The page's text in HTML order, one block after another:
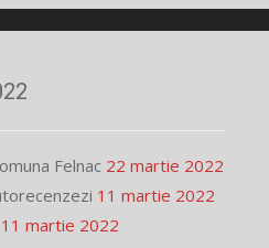
Felnac 22 martie 2022
11 martie 2022
11 martie 2022